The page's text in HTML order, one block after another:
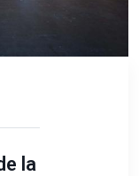
la